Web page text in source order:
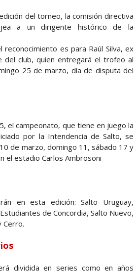
del torneo, la comisión directiva
a un dirigente histórico de la
reconocimiento es para Raúl Silva, ex
club, quien entregará el trofeo al
25 de marzo, día de disputa del
el campeonato, que tiene en juego la
por la Intendencia de Salto, se
de marzo, domingo 11, sábado 17 y
el estadio Carlos Ambrosoni
en esta edición: Salto Uruguay,
de Concordia, Salto Nuevo,
Cerro.
dividida en series como en años